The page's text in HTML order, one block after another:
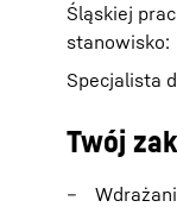
Śląskiej
stanowisko:
Specjalista
Twój